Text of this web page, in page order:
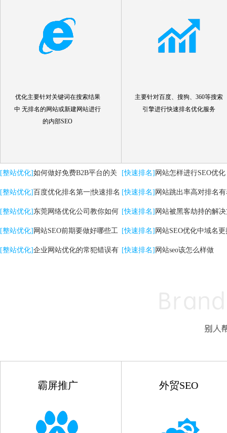
优化主要针对关键词在搜索结果
中 无排名的网站或新建网站进行
的内部SEO
主要针对百度、搜狗、360等搜索
引擎进行快速排名优化服务
[整站优化]如何做好免费B2B平台的关
键词优化推广
[整站优化]百度优化排名第一|快速排名
关键词|自然排名优化
[整站优化] 东莞网络优化公司教你如何
提升网站转化率
[整站优化] 网站SEO前期要做好哪些工
作
[整站优化]企业网站优化的常犯错误有
[快速排名] 网站怎样进行SEO优化
[快速排名] 网站跳出率高对排名
高的影响
[快速排名] 网站被黑客劫持的解
[快速排名] 网站SEO优化中域名
点
[快速排名] 网站seo该怎么样做
霸屏推广 外贸SEO